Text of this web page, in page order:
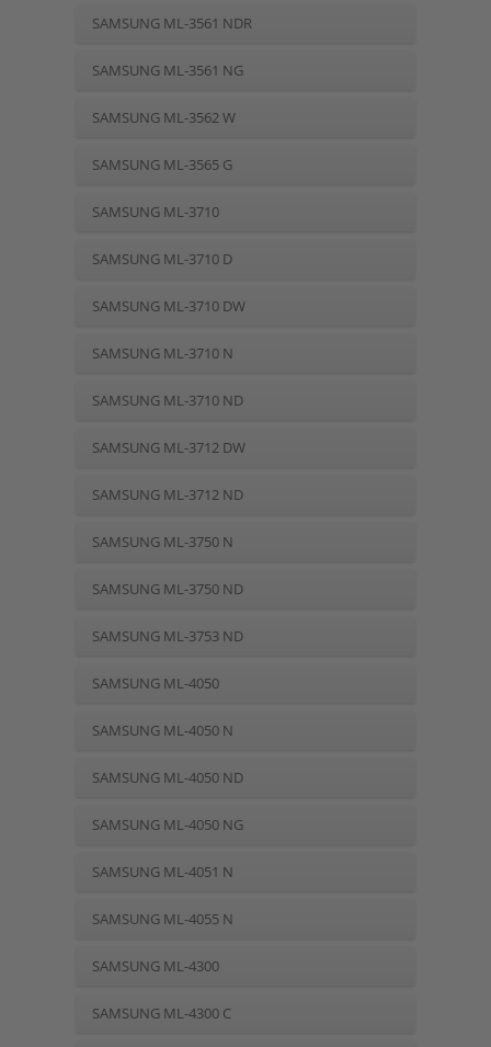
SAMSUNG ML-3561 NDR
SAMSUNG ML-3561 NG
SAMSUNG ML-3562 W
SAMSUNG ML-3565 G
SAMSUNG ML-3710
SAMSUNG ML-3710 D
SAMSUNG ML-3710 DW
SAMSUNG ML-3710 N
SAMSUNG ML-3710 ND
SAMSUNG ML-3712 DW
SAMSUNG ML-3712 ND
SAMSUNG ML-3750 N
SAMSUNG ML-3750 ND
SAMSUNG ML-3753 ND
SAMSUNG ML-4050
SAMSUNG ML-4050 N
SAMSUNG ML-4050 ND
SAMSUNG ML-4050 NG
SAMSUNG ML-4051 N
SAMSUNG ML-4055 N
SAMSUNG ML-4300
SAMSUNG ML-4300 C